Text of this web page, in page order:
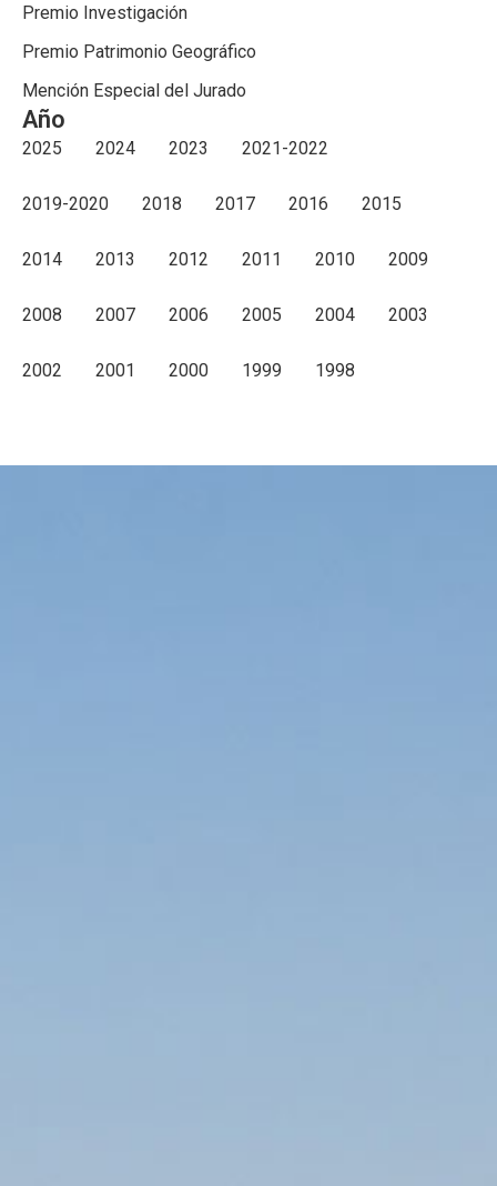
Premio Investigación
Premio Patrimonio Geográfico
Mención Especial del Jurado
Año
2025 2024 2023 2021-2022
2019-2020 2018 2017 2016 2015
2014 2013 2012 2011 2010 2009
2008 2007 2006 2005 2004 2003
2002 2001 2000 1999 1998